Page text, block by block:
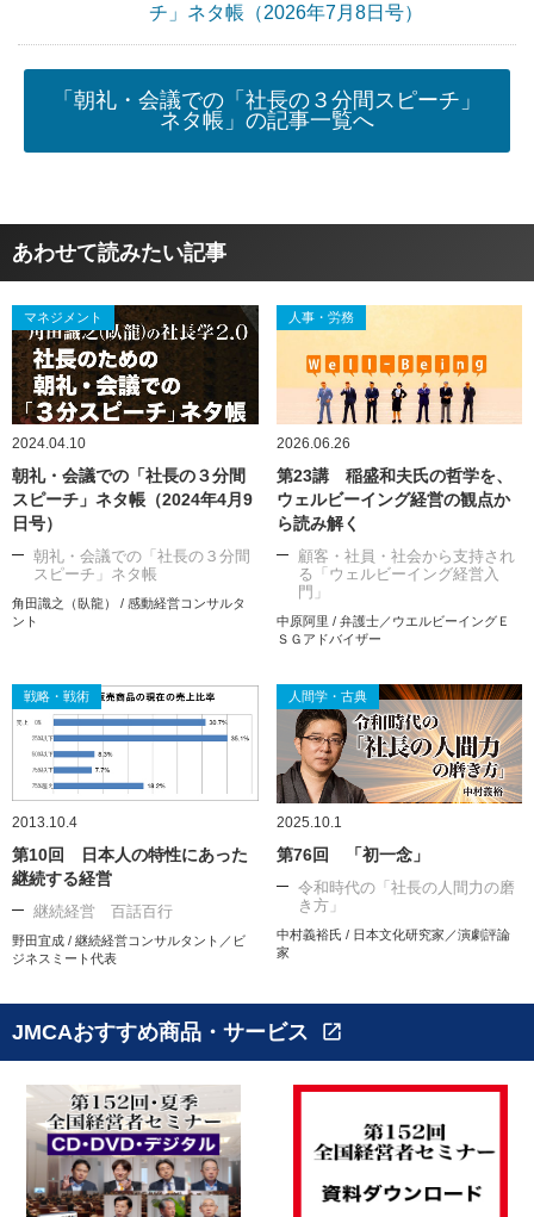
チ」ネタ帳（2026年7月8日号）
「朝礼・会議での「社長の３分間スピーチ」
ネタ帳」の記事一覧へ
あわせて読みたい記事
マネジメント
2024.04.10
朝礼・会議での「社長の３分間
スピーチ」ネタ帳（2024年4月9
日号）
朝礼・会議での「社長の３分間
スピーチ」ネタ帳
角田識之（臥龍） / 感動経営コンサルタ
ント
人事・労務
2026.06.26
第23講 稲盛和夫氏の哲学を、
ウェルビーイング経営の観点か
ら読み解く
顧客・社員・社会から支持され
る「ウェルビーイング経営入
門」
中原阿里 / 弁護士／ウエルビーイングＥ
ＳＧアドバイザー
戦略・戦術
2013.10.4
第10回 日本人の特性にあった
継続する経営
継続経営 百話百行
野田宜成 / 継続経営コンサルタント／ビ
ジネスミート代表
人間学・古典
2025.10.1
第76回 「初一念」
令和時代の「社長の人間力の磨
き方」
中村義裕氏 / 日本文化研究家／演劇評論
家
JMCAおすすめ商品・サービス open_in_new